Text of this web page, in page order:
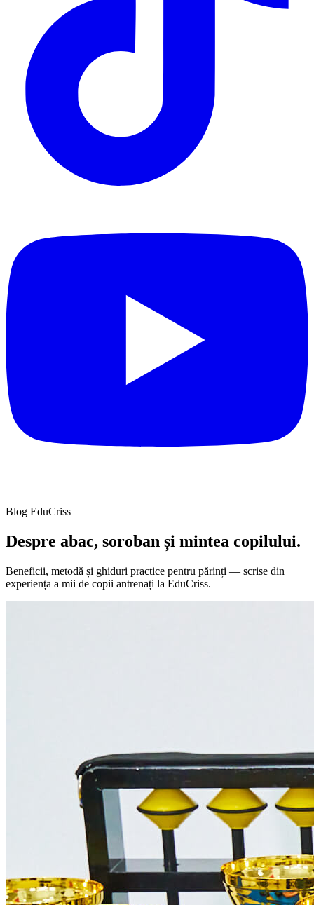
Blog EduCriss
Despre abac, soroban și mintea copilului.
Beneficii, metodă și ghiduri practice pentru părinți — scrise din
experiența a mii de copii antrenați la EduCriss.